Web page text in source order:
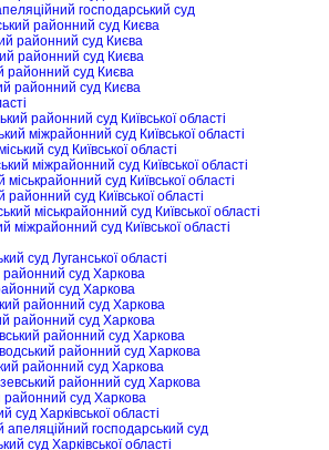
господарський суд
районний суд Києва
районний суд Києва
районний суд Києва
районний суд Києва
районний суд Києва
районний суд Київської області
міжрайонний суд Київської області
суд Київської області
міжрайонний суд Київської області
міськрайонний суд Київської області
районний суд Київської області
міськрайонний суд Київської області
міжрайонний суд Київської області
суд Луганської області
районний суд Харкова
суд Харкова
районний суд Харкова
районний суд Харкова
районний суд Харкова
районний суд Харкова
районний суд Харкова
районний суд Харкова
суд Харкова
суд Харківської області
апеляційний господарський суд
суд Харківської області